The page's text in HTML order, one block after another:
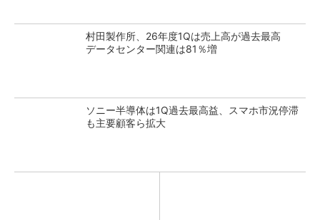
村田製作所、26年度1Qは売上高が過去最高
データセンター関連は81％増
ソニー半導体は1Q過去最高益、スマホ市況停滞
も主要顧客ら拡大